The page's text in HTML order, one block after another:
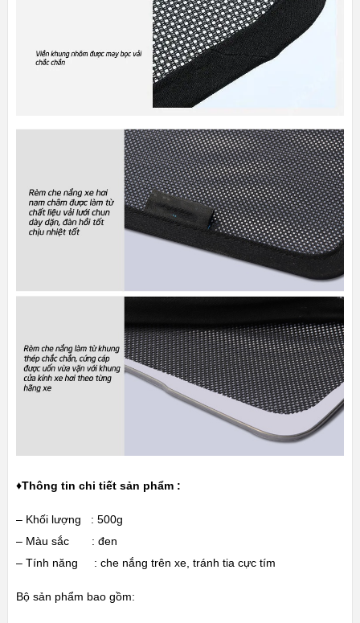
♦Thông tin chi tiết sản phẩm :
– Khối lượng : 500g
– Màu sắc : đen
– Tính năng : che nắng trên xe, tránh tia cực tím
Bộ sản phẩm bao gồm: